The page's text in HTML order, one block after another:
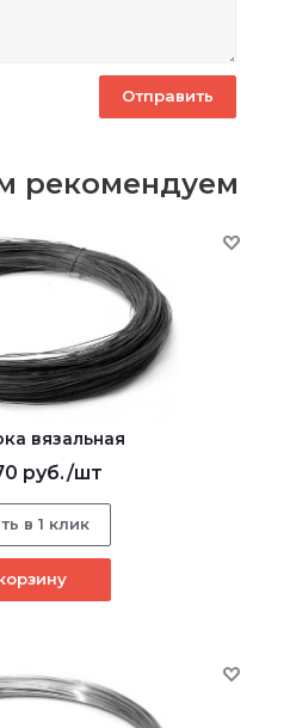
рекомендуем
вязальная
руб./шт
в 1 клик